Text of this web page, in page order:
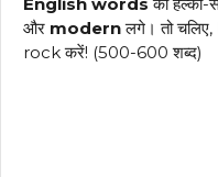
और modernलगे। तो
rock करें! (500-600 शब्द)